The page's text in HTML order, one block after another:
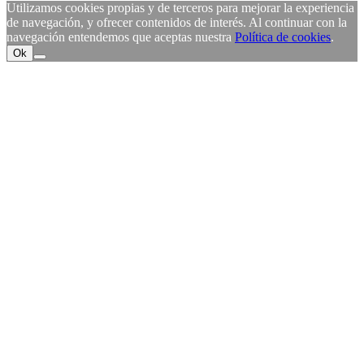
Utilizamos cookies propias y de terceros para mejorar la experiencia
de navegación, y ofrecer contenidos de interés. Al continuar con la
navegación entendemos que aceptas nuestra Política de cookies.
Ok